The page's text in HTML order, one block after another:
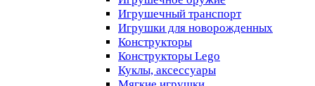
Игрушечный транспорт
Игрушки для новорожденных
Конструкторы
Конструкторы Lego
Куклы, аксессуары